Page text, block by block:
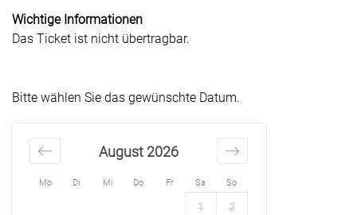
Wichtige Informationen
Das Ticket ist nicht übertragbar.
Bitte wählen Sie das gewünschte Datum.
Mo Di Mi Do Fr Sa So
August 2026
1 2